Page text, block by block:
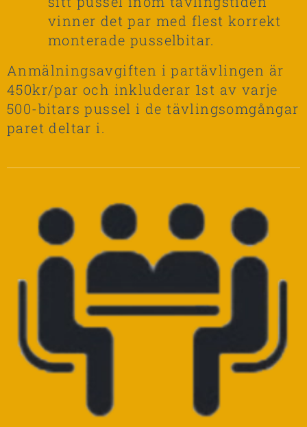
vinner det par med flest korrekt
monterade pusselbitar.
Anmälningsavgiften i partävlingen är
450kr/par och inkluderar 1st av varje
500-bitars pussel i de tävlingsomgångar
paret deltar i.